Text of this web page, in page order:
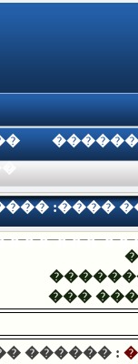
:����
���
���
������ :